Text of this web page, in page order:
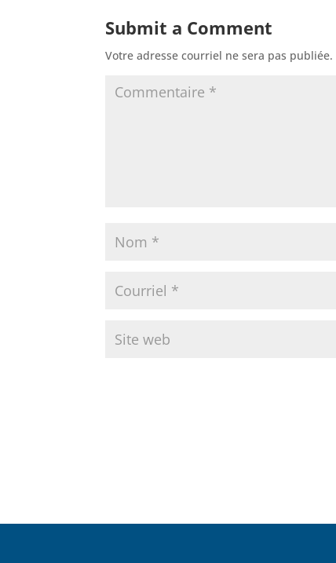
Submit a Comment
Votre adresse courriel ne sera pas publiée.